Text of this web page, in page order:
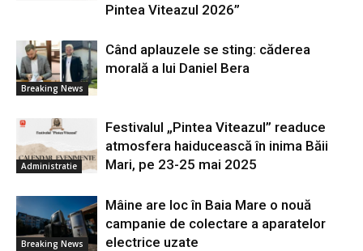
Pintea Viteazul 2026”
Breaking News
Când aplauzele se sting: căderea
morală a lui Daniel Bera
Administratie
Festivalul „Pintea Viteazul” readuce
atmosfera haiducească în inima Băii
Mari, pe 23-25 mai 2025
Breaking News
Mâine are loc în Baia Mare o nouă
campanie de colectare a aparatelor
electrice uzate